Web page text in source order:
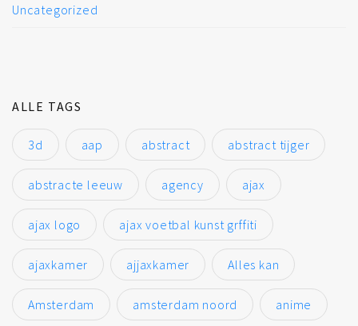
Uncategorized
ALLE TAGS
3d aap abstract abstract tijger
abstracte leeuw agency ajax
ajax logo ajax voetbal kunst grffiti
ajaxkamer ajjaxkamer Alles kan
Amsterdam amsterdam noord anime